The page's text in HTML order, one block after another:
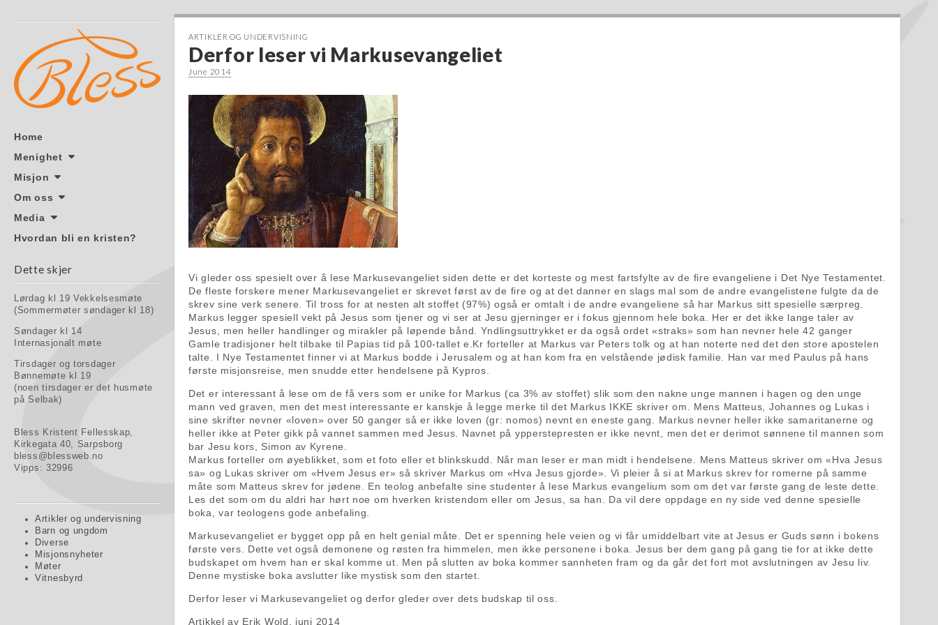
Main menu
Skip to content
Home
Menighet
Misjon
Om oss
Media
Hvordan bli en kristen?
Dette skjer
Lørdag kl 19 Vekkelsesmøte
(Sommermøter søndager kl 18)
Søndager kl 14
Internasjonalt møte
Tirsdager og torsdager
Bønnemøte kl 19
(noen tirsdager er det husmøte
på Selbak)
Bless Kristent Fellesskap,
Kirkegata 40, Sarpsborg
bless@blessweb.no
Vipps: 32996
Artikler og undervisning
Barn og ungdom
Diverse
Misjonsnyheter
Møter
Vitnesbyrd
ARTIKLER OG UNDERVISNING
Derfor leser vi Markusevangeliet
June 2014
Vi gleder oss spesielt over å lese Markusevangeliet siden dette er det korteste og mest fartsfylte av de fire evangeliene i Det Nye Testamentet.
De fleste forskere mener Markusevangeliet er skrevet først av de fire og at det danner en slags mal som de andre evangelistene fulgte da de
skrev sine verk senere. Til tross for at nesten alt stoffet (97%) også er omtalt i de andre evangeliene så har Markus sitt spesielle særpreg.
Markus legger spesiell vekt på Jesus som tjener og vi ser at Jesu gjerninger er i fokus gjennom hele boka. Her er det ikke lange taler av
Jesus, men heller handlinger og mirakler på løpende bånd. Yndlingsuttrykket er da også ordet «straks» som han nevner hele 42 ganger
Gamle tradisjoner helt tilbake til Papias tid på 100-tallet e.Kr forteller at Markus var Peters tolk og at han noterte ned det den store apostelen
talte. I Nye Testamentet finner vi at Markus bodde i Jerusalem og at han kom fra en velstående jødisk familie. Han var med Paulus på hans
første misjonsreise, men snudde etter hendelsene på Kypros.
Det er interessant å lese om de få vers som er unike for Markus (ca 3% av stoffet) slik som den nakne unge mannen i hagen og den unge
mann ved graven, men det mest interessante er kanskje å legge merke til det Markus IKKE skriver om. Mens Matteus, Johannes og Lukas i
sine skrifter nevner «loven» over 50 ganger så er ikke loven (gr: nomos) nevnt en eneste gang. Markus nevner heller ikke samaritanerne og
heller ikke at Peter gikk på vannet sammen med Jesus. Navnet på ypperstepresten er ikke nevnt, men det er derimot sønnene til mannen som
bar Jesu kors, Simon av Kyrene.
Markus forteller om øyeblikket, som et foto eller et blinkskudd. Når man leser er man midt i hendelsene. Mens Matteus skriver om «Hva Jesus
sa» og Lukas skriver om «Hvem Jesus er» så skriver Markus om «Hva Jesus gjorde». Vi pleier å si at Markus skrev for romerne på samme
måte som Matteus skrev for jødene. En teolog anbefalte sine studenter å lese Markus evangelium som om det var første gang de leste dette.
Les det som om du aldri har hørt noe om hverken kristendom eller om Jesus, sa han. Da vil dere oppdage en ny side ved denne spesielle
boka, var teologens gode anbefaling.
Markusevangeliet er bygget opp på en helt genial måte. Det er spenning hele veien og vi får umiddelbart vite at Jesus er Guds sønn i bokens
første vers. Dette vet også demonene og røsten fra himmelen, men ikke personene i boka. Jesus ber dem gang på gang tie for at ikke dette
budskapet om hvem han er skal komme ut. Men på slutten av boka kommer sannheten fram og da går det fort mot avslutningen av Jesu liv.
Denne mystiske boka avslutter like mystisk som den startet.
Derfor leser vi Markusevangeliet og derfor gleder over dets budskap til oss.
Artikkel av Erik Wold, juni 2014